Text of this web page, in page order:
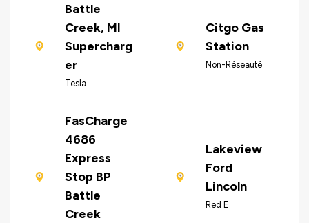
Battle
Creek, MI
Supercharg
er
Tesla
Citgo Gas
Station
Non-Réseauté
FasCharge
4686
Express
Stop BP
Battle
Creek
Lakeview
Ford
Lincoln
Red E